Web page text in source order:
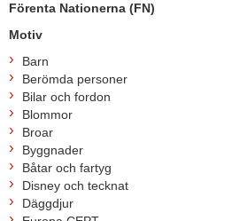
Förenta Nationerna (FN)
Motiv
Barn
Berömda personer
Bilar och fordon
Blommor
Broar
Byggnader
Båtar och fartyg
Disney och tecknat
Däggdjur